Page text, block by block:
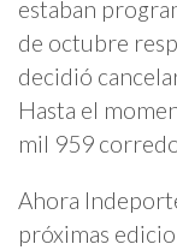
estaban
de octubre
decidió
Hasta el
mil 959
Ahora
próximas